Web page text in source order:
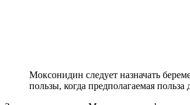
Моксонидин следует назначать
пользы, когда предполагаемая